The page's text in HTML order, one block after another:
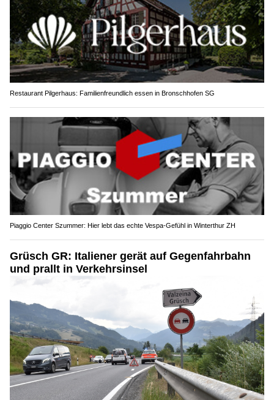
Restaurant Pilgerhaus: Familienfreundlich essen in Bronschhofen SG
Piaggio Center Szummer: Hier lebt das echte Vespa-Gefühl in Winterthur ZH
Grüsch GR: Italiener gerät auf Gegenfahrbahn
und prallt in Verkehrsinsel